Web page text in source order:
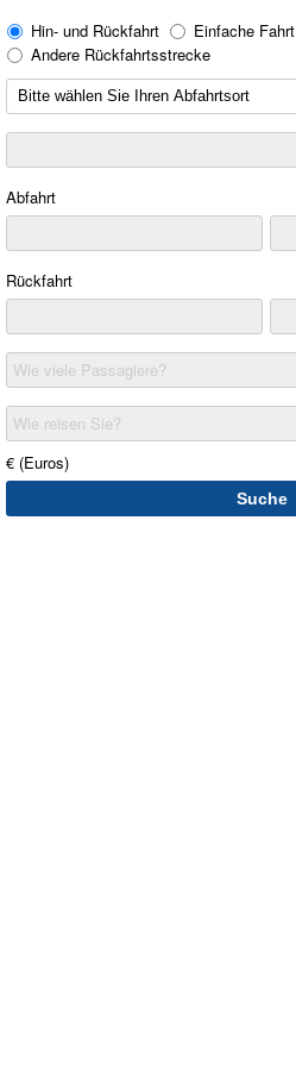
Hin- und Rückfahrt
Einfache Fahrt
Andere Rückfahrtsstrecke
Abfahrt
Rückfahrt
Wie viele Passagiere?
Wie reisen Sie?
€ (Euros)
Suche